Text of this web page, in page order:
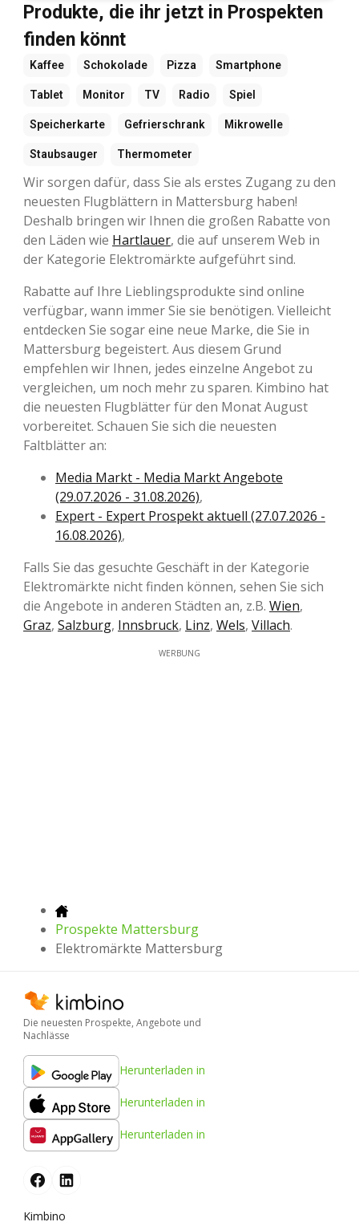
Produkte, die ihr jetzt in Prospekten
finden könnt
Kaffee Schokolade Pizza Smartphone
Tablet Monitor TV Radio Spiel
Speicherkarte Gefrierschrank Mikrowelle
Staubsauger Thermometer
Wir sorgen dafür, dass Sie als erstes Zugang zu den
neuesten Flugblättern in Mattersburg haben!
Deshalb bringen wir Ihnen die großen Rabatte von
den Läden wie Hartlauer, die auf unserem Web in
der Kategorie Elektromärkte aufgeführt sind.
Rabatte auf Ihre Lieblingsprodukte sind online
verfügbar, wann immer Sie sie benötigen. Vielleicht
entdecken Sie sogar eine neue Marke, die Sie in
Mattersburg begeistert. Aus diesem Grund
empfehlen wir Ihnen, jedes einzelne Angebot zu
vergleichen, um noch mehr zu sparen. Kimbino hat
die neuesten Flugblätter für den Monat August
vorbereitet. Schauen Sie sich die neuesten
Faltblätter an:
Media Markt - Media Markt Angebote
(29.07.2026 - 31.08.2026),
Expert - Expert Prospekt aktuell (27.07.2026 -
16.08.2026),
Falls Sie das gesuchte Geschäft in der Kategorie
Elektromärkte nicht finden können, sehen Sie sich
die Angebote in anderen Städten an, z.B. Wien,
Graz, Salzburg, Innsbruck, Linz, Wels, Villach.
WERBUNG
Prospekte Mattersburg
Elektromärkte Mattersburg
Die neuesten Prospekte, Angebote und
Nachlässe
Herunterladen in
Herunterladen in
Herunterladen in
Kimbino